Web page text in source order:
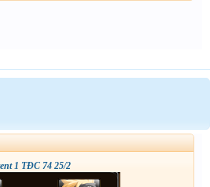
1 TĐC 74 25/2